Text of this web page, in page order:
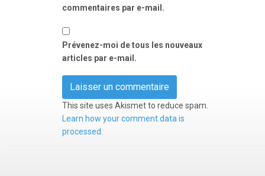
commentaires par e-mail.
Prévenez-moi de tous les nouveaux
articles par e-mail.
This site uses Akismet to reduce spam.
Learn how your comment data is
processed.